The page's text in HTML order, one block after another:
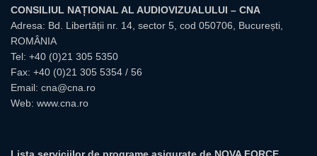
CONSILIUL NAȚIONAL AL AUDIOVIZUALULUI – CNA
Adresa: Bd. Libertății nr. 14, sector 5, cod 050706, București,
ROMÂNIA
Tel: +40 (0)21 305 5350
Fax: +40 (0)21 305 5354 / 56
Email: cna@cna.ro
Web: www.cna.ro